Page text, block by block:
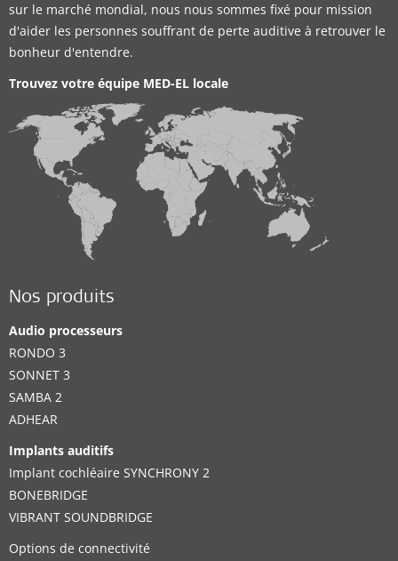
sur le marché mondial, nous nous sommes fixé pour mission
d'aider les personnes souffrant de perte auditive à retrouver le
bonheur d'entendre.
Trouvez votre équipe MED-EL locale
Nos produits
Audio processeurs
RONDO 3
SONNET 3
SAMBA 2
ADHEAR
Implants auditifs
Implant cochléaire SYNCHRONY 2
BONEBRIDGE
VIBRANT SOUNDBRIDGE
Options de connectivité